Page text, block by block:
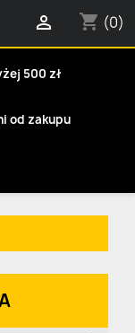
shopping_cart (0)

500 zł
od zakupu